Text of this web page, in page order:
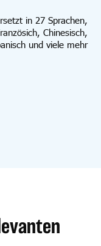
in 27 Sprachen,
Chinesisch,
und viele mehr